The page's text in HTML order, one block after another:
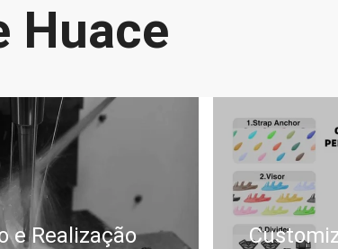
Huace
e Realização